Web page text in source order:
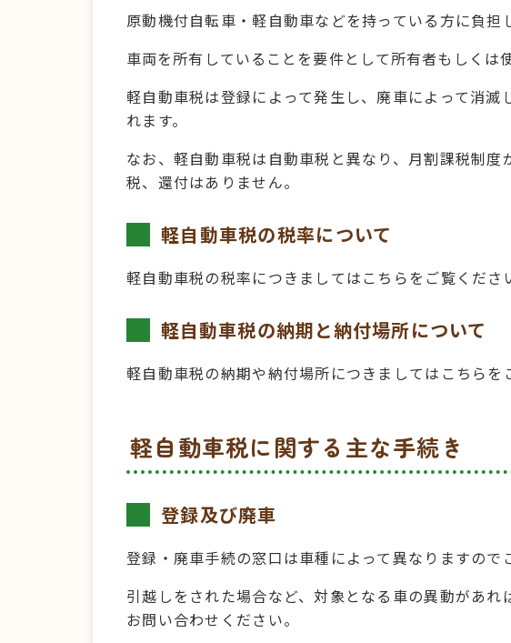
原動機付自転車・軽自動車などを持っている方に負担
車両を所有していることを要件として所有者もしくは
軽自動車税は登録によって発生し、廃車によって消
れます。
なお、軽自動車税は自動車税と異なり、月割課税制
税、還付はありません。
軽自動車税の税率について
軽自動車税の税率につきましてはこちらをご覧くださ
軽自動車税の納期と納付場所について
軽自動車税の納期や納付場所につきましてはこちらを
軽自動車税に関する主な手続き
登録及び廃車
登録・廃車手続の窓口は車種によって異なりますので
引越しをされた場合など、対象となる車の異動があ
お問い合わせください。